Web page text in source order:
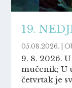
19.
05.08.2026. |
9. 8. 2026.
mučenik; U
četvrtak je